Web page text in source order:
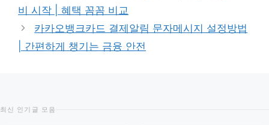
비 시작 | 혜택 꼼꼼 비교
카카오뱅크카드 결제알림 문자메시지 설정방법
| 간편하게 챙기는 금융 안전
최신 인기글 모음